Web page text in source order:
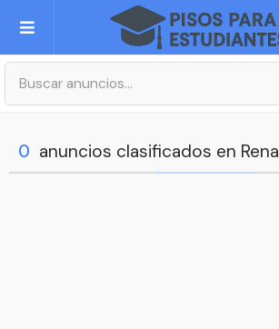
Publica tu Anuncio
0 anuncios clasificados en Rena